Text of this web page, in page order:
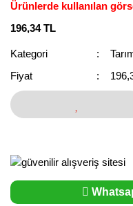
Ürünlerde kullanılan
196,34 TL
Kategori
Fiyat